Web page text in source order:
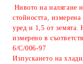
Нивото на налягане
стойността,
уред и 1,5 от земята.
измерено в
6/C/006-97
Изпускането на